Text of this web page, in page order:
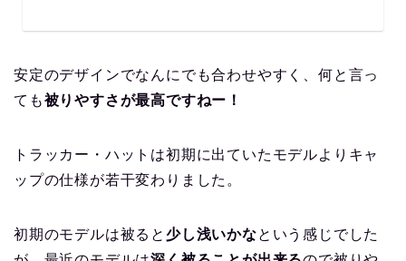
安定のデザインでなんにでも合わせやすく、何と言っ
ても被りやすさが最高ですねー！
トラッカー・ハットは初期に出ていたモデルよりキャ
ップの仕様が若干変わりました。
初期のモデルは被ると 少し浅いかなという感じでした